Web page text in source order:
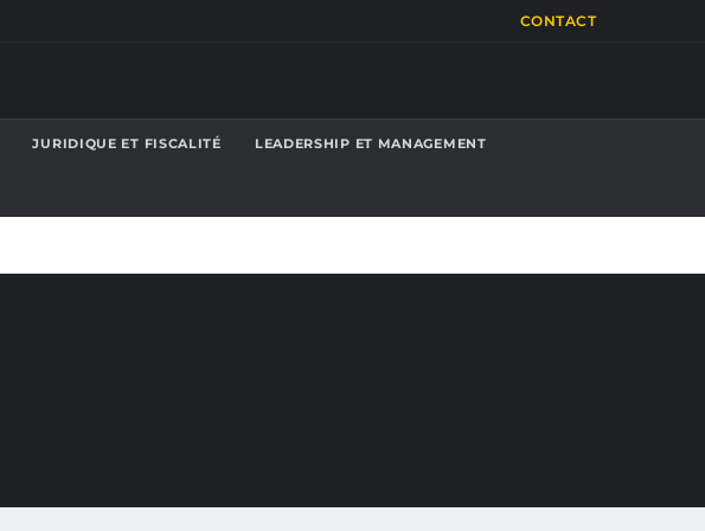
CONTACT
JURIDIQUE ET FISCALITÉ LEADERSHIP ET MANAGEMENT